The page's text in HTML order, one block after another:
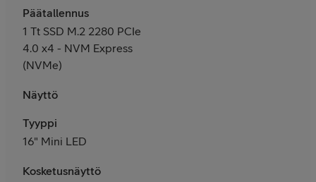
Päätallennus
1 Tt SSD M.2 2280 PCIe
4.0 x4 - NVM Express
(NVMe)
Näyttö
Tyyppi
16" Mini LED
Kosketusnäyttö